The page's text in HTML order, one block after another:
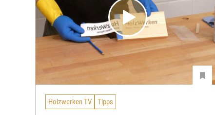
Holzwerken TV Tipps